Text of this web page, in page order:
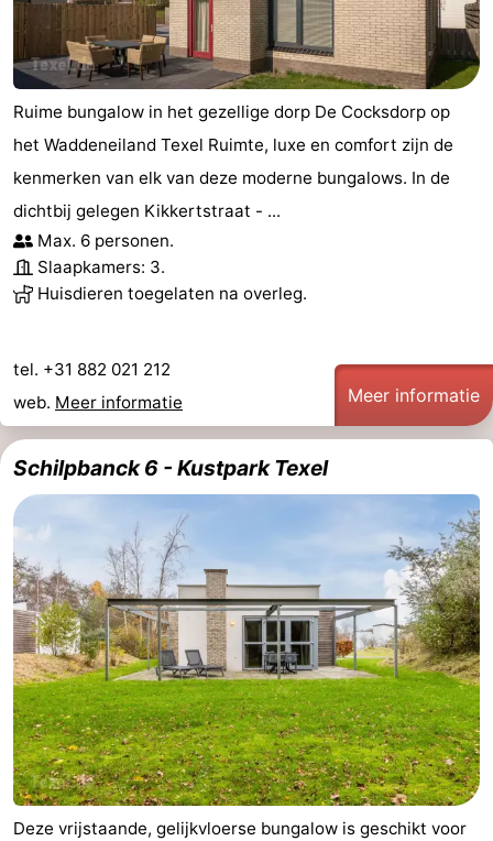
Ruime bungalow in het gezellige dorp De Cocksdorp op
het Waddeneiland Texel Ruimte, luxe en comfort zijn de
kenmerken van elk van deze moderne bungalows. In de
dichtbij gelegen Kikkertstraat - ...
Max. 6 personen.
Slaapkamers: 3.
Huisdieren toegelaten na overleg.
tel. +31 882 021 212
web. Meer informatie Meer informatie
Schilpbanck 6 - Kustpark Texel
Deze vrijstaande, gelijkvloerse bungalow is geschikt voor